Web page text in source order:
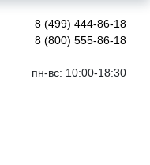
8 (499) 444-86-18
8 (800) 555-86-18
пн-вс: 10:00-18:30